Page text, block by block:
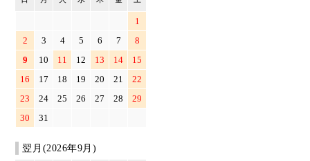
1
2
3 4 5 6 7
8
9
10 11 12 13 14
15
16
17 18 19 20 21
22
23
24 25 26 27 28
29
30
31
翌月(2026年9月)